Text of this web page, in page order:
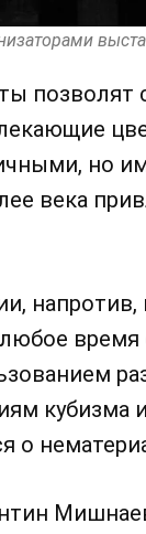
позволят
но
века
время
кубизма
о